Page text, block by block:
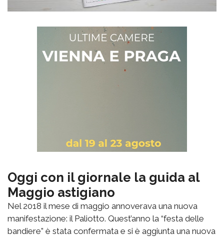
Oggi con il giornale la guida al
Maggio astigiano
Nel 2018 il mese di maggio annoverava una nuova
manifestazione: il Paliotto. Quest’anno la “festa delle
bandiere” è stata confermata e si è aggiunta una nuova